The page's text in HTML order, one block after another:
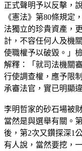
正式聲明予以反擊，
《憲法》第80條規定
法獨立的珍貴資產，
計，不容任何人及機
使職權予以破毀。」
解釋：「就司法機關
行使調查權，應予限
承審法官，實已明顯
李明哲家的砂石場被
當然是與選舉有關。
後，第2次又鑽探深1
有人說，當然要挖，